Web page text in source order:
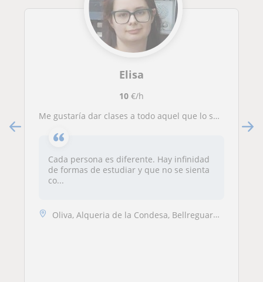
Elisa
10€/h
Me gustaría dar clases a todo aquel que lo solicite o necesite. Hice el bachiller y estudios de FP muy variados.
Cada persona es diferente. Hay infinidad
de formas de estudiar y que no se sienta
co...
Oliva, Alqueria de la Condesa, Bellreguard, Gandia, Palmera, Piles